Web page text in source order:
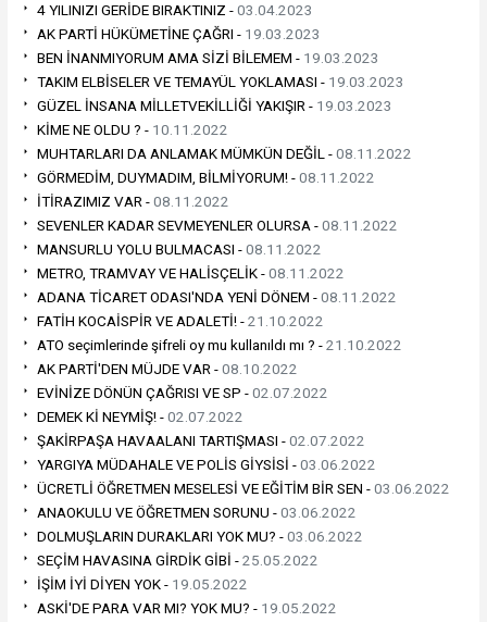
4 YILINIZI GERİDE BIRAKTINIZ -03.04.2023
AK PARTİ HÜKÜMETİNE ÇAĞRI - 19.03.2023
BEN İNANMIYORUM AMA SİZİ BİLEMEM - 19.03.2023
TAKIM ELBİSELER VE TEMAYÜL YOKLAMASI - 19.03.2023
GÜZEL İNSANA MİLLETVEKİLLİĞİ YAKIŞIR - 19.03.2023
KİME NE OLDU ? - 10.11.2022
MUHTARLARI DA ANLAMAK MÜMKÜN DEĞİL -08.11.2022
GÖRMEDİM, DUYMADIM, BİLMİYORUM! -08.11.2022
İTİRAZIMIZ VAR -08.11.2022
SEVENLER KADAR SEVMEYENLER OLURSA -08.11.2022
MANSURLU YOLU BULMACASI -08.11.2022
METRO, TRAMVAY VE HALİSÇELİK -08.11.2022
ADANA TİCARET ODASI'NDA YENİ DÖNEM -08.11.2022
FATİH KOCAİSPİR VE ADALETİ! -21.10.2022
ATO seçimlerinde şifreli oy mu kullanıldı mı ? -21.10.2022
AK PARTİ'DEN MÜJDE VAR -08.10.2022
EVİNİZE DÖNÜN ÇAĞRISI VE SP -02.07.2022
DEMEK Kİ NEYMİŞ! -02.07.2022
ŞAKİRPAŞA HAVAALANI TARTIŞMASI -02.07.2022
YARGIYA MÜDAHALE VE POLİS GİYSİSİ -03.06.2022
ÜCRETLİ ÖĞRETMEN MESELESİ VE EĞİTİM BİR SEN -03.06.2022
ANAOKULU VE ÖĞRETMEN SORUNU -03.06.2022
DOLMUŞLARIN DURAKLARI YOK MU? -03.06.2022
SEÇİM HAVASINA GİRDİK GİBİ -25.05.2022
İŞİM İYİ DİYEN YOK - 19.05.2022
ASKİ'DE PARA VAR MI? YOK MU? - 19.05.2022